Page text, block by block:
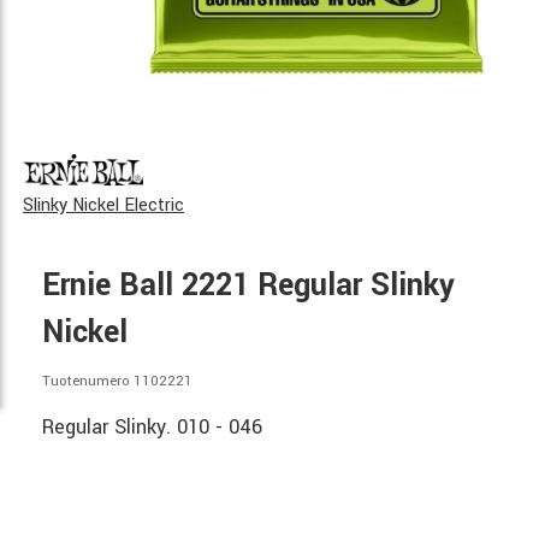
Slinky Nickel Electric
Ernie Ball 2221 Regular Slinky
Nickel
Tuotenumero 1102221
Regular Slinky. 010 - 046